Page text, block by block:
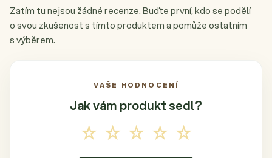
Zatím tu nejsou žádné recenze. Buďte první, kdo se podělí
o svou zkušenost s tímto produktem a pomůže ostatním
s výběrem.
VAŠE HODNOCENÍ
Jak vám produkt sedl?
☆☆☆☆☆